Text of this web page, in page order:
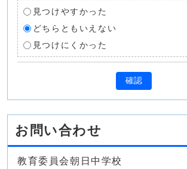
見つけやすかった
どちらともいえない
見つけにくかった
確認
お問い合わせ
教育委員会朝日中学校